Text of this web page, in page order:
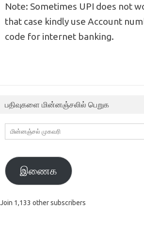
Note: Sometimes UPI does not
that case kindly use Account
code for internet banking.
பதிவுகளை மின்னஞ்சலில் பெறுக
மின்னஞ்சல்
முகவரி
இணைக
Join 1,133 other subscribers